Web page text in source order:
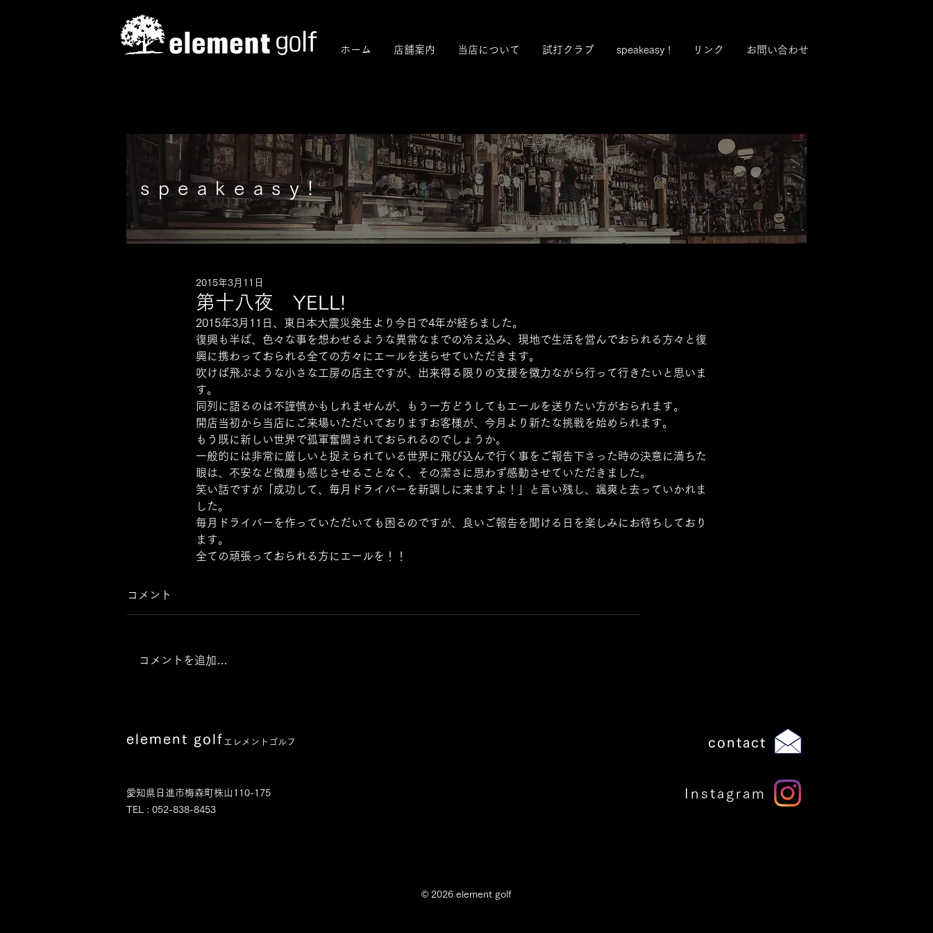
ホーム 店舗案内 当店について 試打クラブ speakeasy ! リンク お問い合わせ
speakeasy!
第十八夜 YELL!
2015年3月11日
2015年3月11日、東日本大震災発生より今日で4年が経ちました。
復興も半ば、色々な事を想わせるような異常なまでの冷え込み、現地で生活を営んでおられる方々と復
興に携わっておられる全ての方々にエールを送らせていただきます。
吹けば飛ぶような小さな工房の店主ですが、出来得る限りの支援を微力ながら行って行きたいと思いま
す。
同列に語るのは不謹慎かもしれませんが、もう一方どうしてもエールを送りたい方がおられます。
開店当初から当店にご来場いただいておりますお客様が、今月より新たな挑戦を始められます。
もう既に新しい世界で孤軍奮闘されておられるのでしょうか。
一般的には非常に厳しいと捉えられている世界に飛び込んで行く事をご報告下さった時の決意に満ちた
眼は、不安など微塵も感じさせることなく、その潔さに思わず感動させていただきました。
笑い話ですが「成功して、毎月ドライバーを新調しに来ますよ！」と言い残し、颯爽と去っていかれま
した。
毎月ドライバーを作っていただいても困るのですが、良いご報告を聞ける日を楽しみにお待ちしており
ます。
全ての頑張っておられる方にエールを！！
コメント
コメントを追加…
element golf エレメントゴルフ
愛知県日進市梅森町株山110-175
TEL : 052-838-8453
contact
Instagram
© 2026 element golf